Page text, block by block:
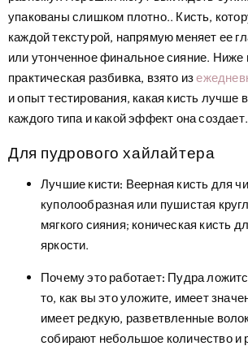
упакованы слишком плотно.. Кисть,
каждой текстурой, напрямую меняет ее
или утонченное финальное сияние. Ниже
практическая разбивка, взято из
и опыт тестирования, какая кисть лучше
каждого типа и какой эффект она создает.
Для пудрового хайлайтера
Лучшие кисти: Веерная кисть для
куполообразная или пушистая
мягкого сияния; коническая кисть
яркости.
Почему это работает: Пудра
то, как вы это уложите, имеет
имеет редкую, разветвленные
собирают небольшое количество и